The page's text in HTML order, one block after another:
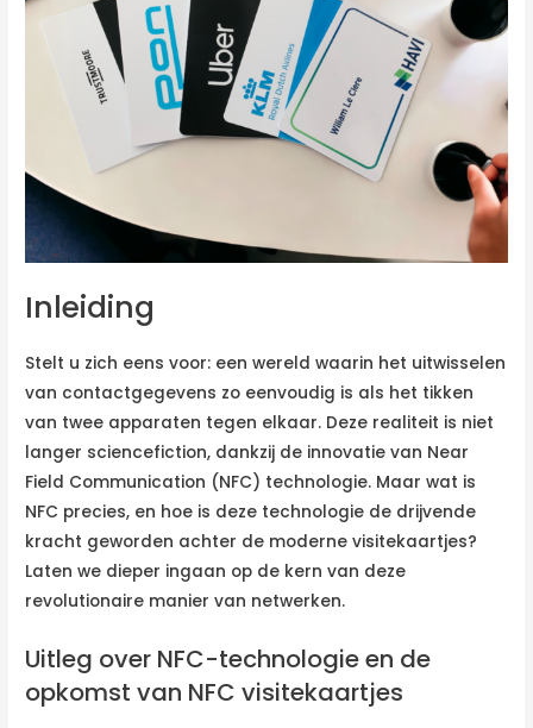
Inleiding
Stelt u zich eens voor: een wereld waarin het uitwisselen
van contactgegevens zo eenvoudig is als het tikken
van twee apparaten tegen elkaar. Deze realiteit is niet
langer sciencefiction, dankzij de innovatie van Near
Field Communication (NFC) technologie. Maar wat is
NFC precies, en hoe is deze technologie de drijvende
kracht geworden achter de moderne visitekaartjes?
Laten we dieper ingaan op de kern van deze
revolutionaire manier van netwerken.
Uitleg over NFC-technologie en de
opkomst van NFC visitekaartjes